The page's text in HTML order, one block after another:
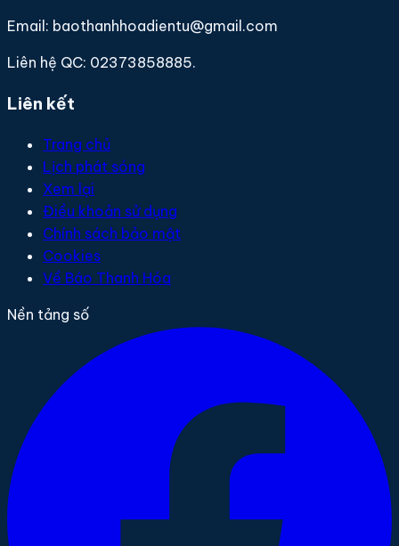
Email: baothanhhoadientu@gmail.com
Liên hệ QC: 02373858885.
Liên kết
Trang chủ
Lịch phát sóng
Xem lại
Điều khoản sử dụng
Chính sách bảo mật
Cookies
Về Báo Thanh Hóa
Nền tảng số